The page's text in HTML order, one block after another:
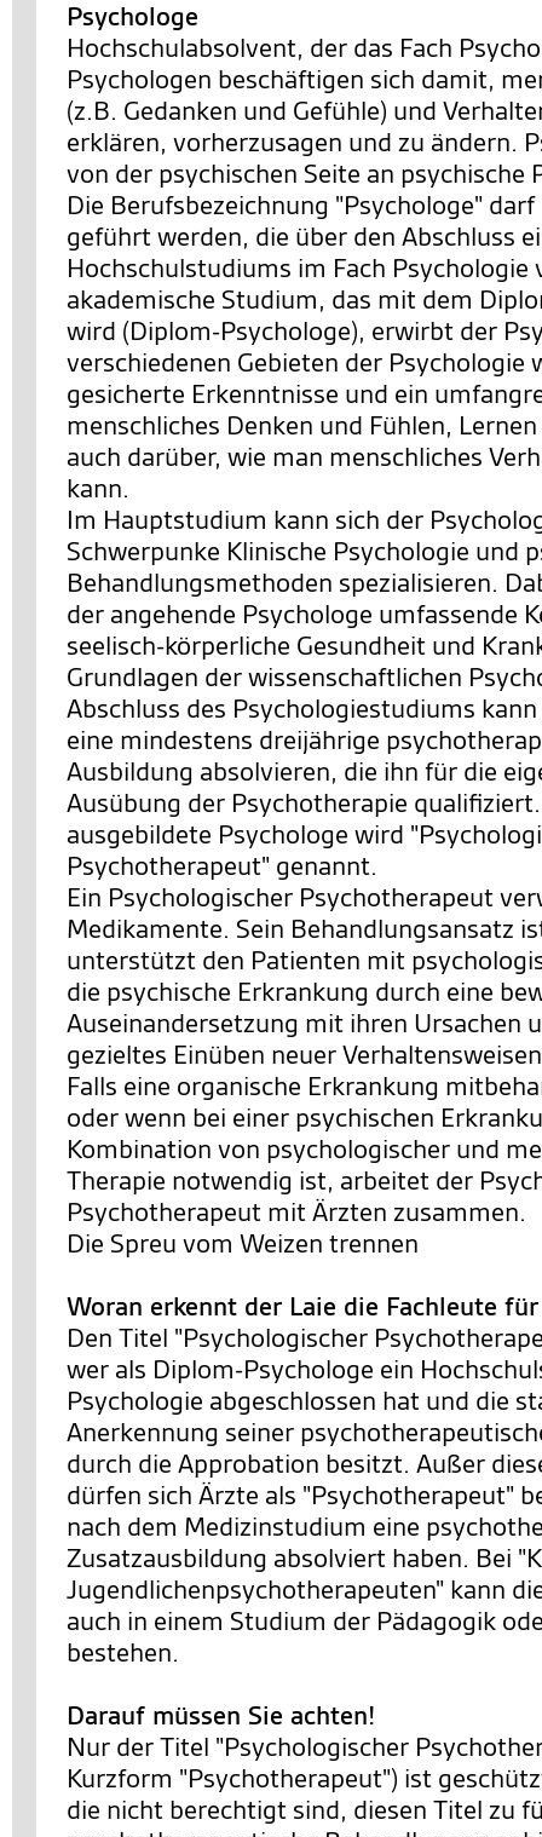
Psychologe
Hochschulabsolvent, der das Fach
Psychologen beschäftigen sich damit,
(z.B. Gedanken und Gefühle) und
erklären, vorherzusagen und zu ändern.
von der psychischen Seite an psychische
Die Berufsbezeichnung "Psychologe"
geführt werden, die über den Abschluss
Hochschulstudiums im Fach Psychologie
akademische Studium, das mit dem
wird (Diplom-Psychologe), erwirbt der
verschiedenen Gebieten der Psychologie
gesicherte Erkenntnisse und ein
menschliches Denken und Fühlen,
auch darüber, wie man menschliches
kann.
Im Hauptstudium kann sich der
Schwerpunke Klinische Psychologie und
Behandlungsmethoden spezialisieren.
der angehende Psychologe umfassende
seelisch-körperliche Gesundheit und
Grundlagen der wissenschaftlichen
Abschluss des Psychologiestudiums
eine mindestens dreijährige
Ausbildung absolvieren, die ihn für die
Ausübung der Psychotherapie
ausgebildete Psychologe wird
Psychotherapeut" genannt.
Ein Psychologischer Psychotherapeut
Medikamente. Sein Behandlungsansatz
unterstützt den Patienten mit
die psychische Erkrankung durch eine
Auseinandersetzung mit ihren Ursachen
gezieltes Einüben neuer
Falls eine organische Erkrankung
oder wenn bei einer psychischen
Kombination von psychologischer und
Therapie notwendig ist, arbeitet der
Psychotherapeut mit Ärzten zusammen.
Die Spreu vom Weizen trennen
Woran erkennt der Laie die Fachleute
Den Titel "Psychologischer
wer als Diplom-Psychologe ein
Psychologie abgeschlossen hat und die
Anerkennung seiner
durch die Approbation besitzt. Außer
dürfen sich Ärzte als "Psychotherapeut"
nach dem Medizinstudium eine
Zusatzausbildung absolviert haben. Bei
Jugendlichenpsychotherapeuten" kann
auch in einem Studium der Pädagogik
bestehen.
Darauf müssen Sie achten!
Nur der Titel "Psychologischer
Kurzform "Psychotherapeut") ist
die nicht berechtigt sind, diesen Titel zu